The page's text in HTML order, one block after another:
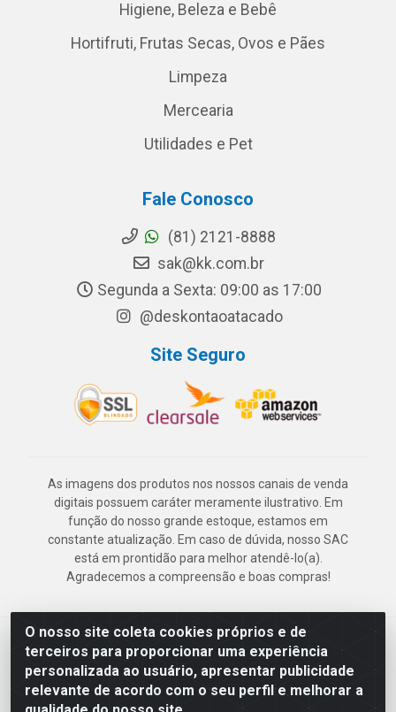
O nosso site coleta cookies próprios e de
terceiros para proporcionar uma experiência
personalizada ao usuário, apresentar publicidade
relevante de acordo com o seu perfil e melhorar a
Higiene, Beleza e Bebê
Hortifruti, Frutas Secas, Ovos e Pães
Limpeza
Mercearia
Utilidades e Pet
Fale Conosco
(81) 2121-8888
sak@kk.com.br
Segunda a Sexta: 09:00 as 17:00
@deskontaoatacado
Site Seguro
As imagens dos produtos nos nossos canais de venda
digitais possuem caráter meramente ilustrativo. Em
função do nosso grande estoque, estamos em
constante atualização. Em caso de dúvida, nosso SAC
está em prontidão para melhor atendê-lo(a).
Agradecemos a compreensão e boas compras!
Deskontão Atacado - Av. Marechal Mascarenhas de Morais, 2471 -
Imbiribeira - Recife/PE - CEP 51.150-001 - CNPJ 24.150.377/0003-
57